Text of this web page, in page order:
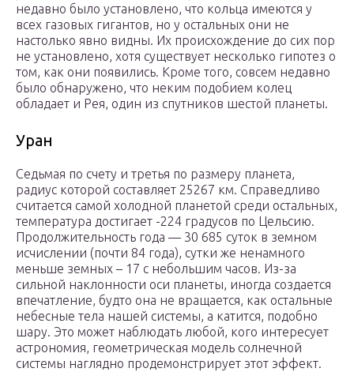
недавно было установлено, что кольца имеются у
всех газовых гигантов, но у остальных они не
настолько явно видны. Их происхождение до сих пор
не установлено, хотя существует несколько гипотез о
том, как они появились. Кроме того, совсем недавно
было обнаружено, что неким подобием колец
обладает и Рея, один из спутников шестой планеты.
Уран
Седьмая по счету и третья по размеру планета,
радиус которой составляет 25267 км. Справедливо
считается самой холодной планетой среди остальных,
температура достигает -224 градусов по Цельсию.
Продолжительность года — 30 685 суток в земном
исчислении (почти 84 года), сутки же ненамного
меньше земных – 17 с небольшим часов. Из-за
сильной наклонности оси планеты, иногда создается
впечатление, будто она не вращается, как остальные
небесные тела нашей системы, а катится, подобно
шару. Это может наблюдать любой, кого интересует
астрономия, геометрическая модель солнечной
системы наглядно продемонстрирует этот эффект.